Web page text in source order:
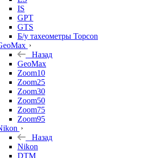
IS
GPT
GTS
Б/у тахеометры Topcon
Назад
GeoMax
Zoom10
Zoom25
Zoom30
Zoom50
Zoom75
Zoom95
Назад
Nikon
DTM